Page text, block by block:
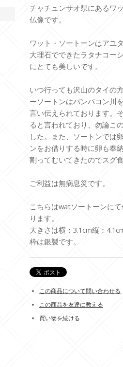
チャチュンサオ県にあるワ
仏像です。
ワット・ソートーンはアユ
大理石でできたラタナコー
にとても美しいです。
いつ行っても沢山のタイの
ーソートンはバンパコン川
言い伝えられております。
ると言われており、勿論こ
した。また、ソートンでは
ンをお借りする時に卵も奉
割ってむいてきたのでスグ
ご利益は無病息災です。
こちらはwatソートーンに
ります。
大きさは横：3.1cm縦：
枠は銀製です。
この商品について問い合わせる
この商品を友達に教える
買い物を続ける